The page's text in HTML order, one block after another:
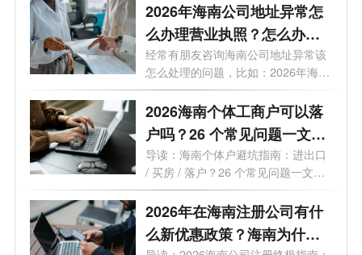
2026年海南公司地址异常怎
么办理营业执照？怎么办理
变更业务？
经常有朋友咨询海南公司地址异常该
怎么处理的问题，比如：2026年海南
公司...
2026海南个体工商户可以落
户吗？26 个常见问题一文读
懂
导读：海南个体户避坑指南：进出口
/ 买房 / 落户？26 个常见问题一文读
懂最...
2026年在海南注册公司有什
么新优惠政策？海南为什么